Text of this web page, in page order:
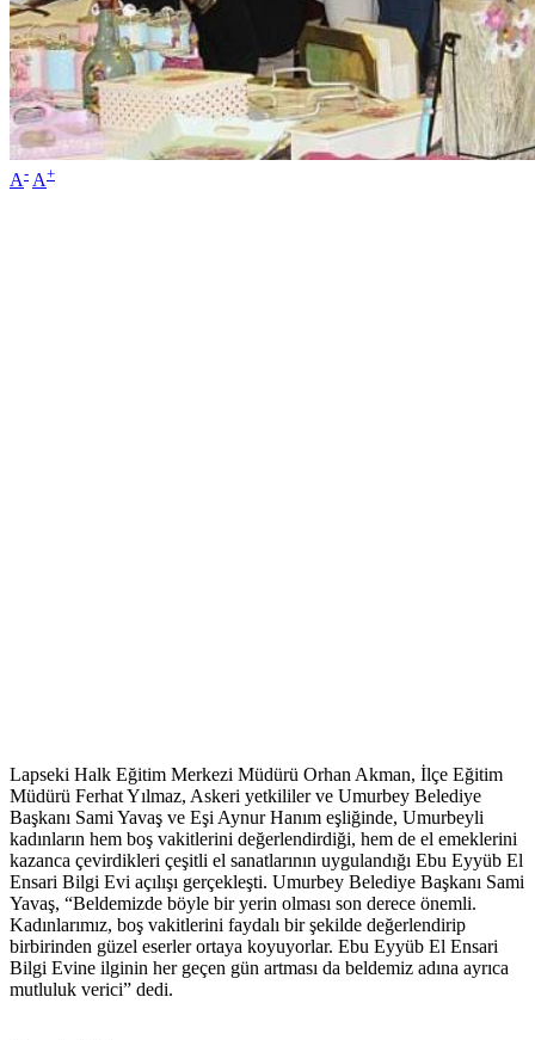
A- A+
Lapseki Halk Eğitim Merkezi Müdürü Orhan Akman, İlçe Eğitim
Müdürü Ferhat Yılmaz, Askeri yetkililer ve Umurbey Belediye
Başkanı Sami Yavaş ve Eşi Aynur Hanım eşliğinde, Umurbeyli
kadınların hem boş vakitlerini değerlendirdiği, hem de el emeklerini
kazanca çevirdikleri çeşitli el sanatlarının uygulandığı Ebu Eyyüb El
Ensari Bilgi Evi açılışı gerçekleşti. Umurbey Belediye Başkanı Sami
Yavaş, “Beldemizde böyle bir yerin olması son derece önemli.
Kadınlarımız, boş vakitlerini faydalı bir şekilde değerlendirip
birbirinden güzel eserler ortaya koyuyorlar. Ebu Eyyüb El Ensari
Bilgi Evine ilginin her geçen gün artması da beldemiz adına ayrıca
mutluluk verici” dedi.